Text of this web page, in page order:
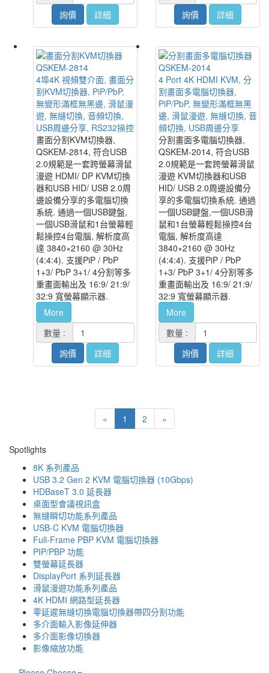
詢價
詳細
詢價
詳細
QSKEM-2814
4埠4K 視頻雙介面, 畫面分
割KVM切換器, PiP/PbP,
無變形滿框無黑邊, 滑鼠漫
遊, 無縫切換, 音頻切換,
USB周邊分享, RS232操控
畫面分割KVM切換器,
QSKEM-2814, 符合USB
2.0規範是一套跨螢幕滑鼠
漫遊 HDMI/ DP KVM切換
器和USB HID/ USB 2.0周
邊設備分享的多電腦切換
系統. 通過一個USB鍵盤,
一個USB滑鼠和1台螢幕輕
鬆操控4台電腦, 解析度高
達 3840×2160 @ 30Hz
(4:4:4). 支援PiP / PbP
1+3/ PbP 3+1/ 4分割等多
重畫面輸出及 16:9/ 21:9/
32:9 寬螢幕顯示器.
More
數量 :
詢價
詳細
QSKEM-2014
4 Port 4K HDMI KVM, 分
割畫面多電腦切換器,
PiP/PbP, 無變形滿框無黑
邊, 滑鼠漫遊, 無縫切換, 音
頻切換, USB周邊分享
分割畫面多電腦切換器,
QSKEM-2014, 符合USB
2.0規範是一套跨螢幕滑鼠
漫遊 KVM切換器和USB
HID/ USB 2.0周邊設備分
享的多電腦切換系統. 通過
一個USB鍵盤,一個USB滑
鼠和1台螢幕輕鬆操控4台
電腦, 解析度高達
3840×2160 @ 30Hz
(4:4:4). 支援PiP / PbP
1+3/ PbP 3+1/ 4分割等多
重畫面輸出及 16:9/ 21:9/
32:9 寬螢幕顯示器.
More
數量 :
詢價
詳細
« 1 2 »
Spotlights
8K 系列產品
USB 3.2 Gen 2 KVM 電腦切換器 (10Gbps)
HDBaseT 3.0 延長器
桌面型會議視訊盒
無縫瞬切功能系列產品
USB-C KVM 電腦切換器
Full-Frame PBP KVM 電腦切換器
PIP/PBP 功能
雙螢幕延長器
DisplayPort 系列延長器
滑鼠漫遊功能系列產品
4K HDMI 網路型延長器
零延遲無縫切換電腦切換器帶四分割功能
多介面輸入影像延伸器
多介面影像切換器
影像縮放功能